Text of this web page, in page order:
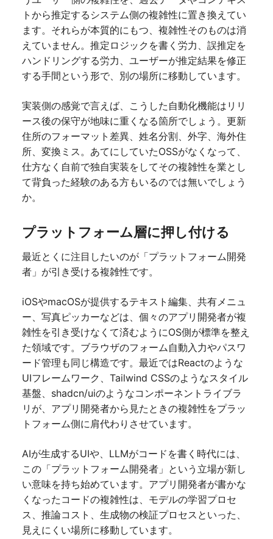
トから推定するシステム側の複雑性に置き換えてい
ます。それらが本質的にもつ、複雑性そのものは消
えていません。推定ロジックを書く労力、誤推定を
ハンドリングする労力、ユーザーが推定結果を修正
する手間という形で、別の場所に移動しています。
実装側の感覚で言えば、こうした自動化機能はリリ
ース後の保守が地味に重くなる箇所でしょう。更新
住所のフォーマット差異、姓名分割、外字、海外住
所、変換ミス。あてにしていたOSSがなくなって、
仕方なく自前で独自実装をしてその複雑性を業とし
て背負った経験のある方もいるのでは無いでしょう
か。
プラットフォーム層に押し付ける
最近とくに注目したいのが「プラットフォーム開発
者」が引き受ける複雑性です。
iOSやmacOSが提供するテキスト編集、共有メニュ
ー、写真ピッカーなどは、個々のアプリ開発者が複
雑性を引き受けなくて済むようにOS側が標準を整え
た領域です。ブラウザのフォーム自動入力やパスワ
ード管理も同じ構造です。最近ではReactのような
UIフレームワーク、Tailwind CSSのようなスタイル
基盤、shadcn/uiのようなコンポーネントライブラ
リが、アプリ開発者から見たときの複雑性をプラッ
トフォーム側に肩代わりさせています。
AIが生成するUIや、LLMがコードを書く時代には、
この「プラットフォーム開発者」という立場が新し
い意味を持ち始めています。アプリ開発者が書かな
くなったコードの複雑性は、モデルの学習プロセ
ス、推論コスト、生成物の検証プロセスといった、
見えにくい場所に移動しています。